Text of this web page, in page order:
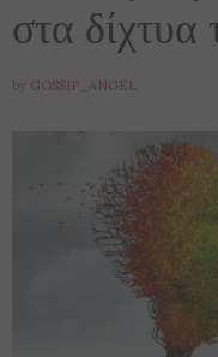
στα δίχτυα
by GOSSIP_ANGEL